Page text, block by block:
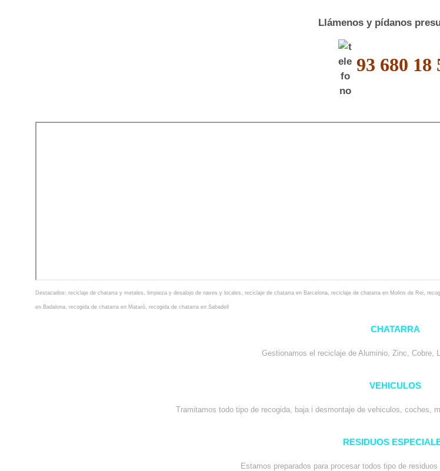
Llámenos y pídanos
93 680 18
Destacados: reciclaje de chatarra y metales limpieza y desalojo de naves y locales reciclaje de chatarra en Barcelona reciclaje de chatarra en Molins de Rei
en Badalona recogida de chatarra en Mataró recogida de chatarra en Sabadell
CHATARRA
Gestionamos el reciclaje de Aluminio, Zinc, Cobre,
VEHICULOS
Tramitamos todo tipo de recogida, baja i desmontaje de vehiculos, coches,
RESIDUOS
Estamos preparados para procesar todos tipo de residuos